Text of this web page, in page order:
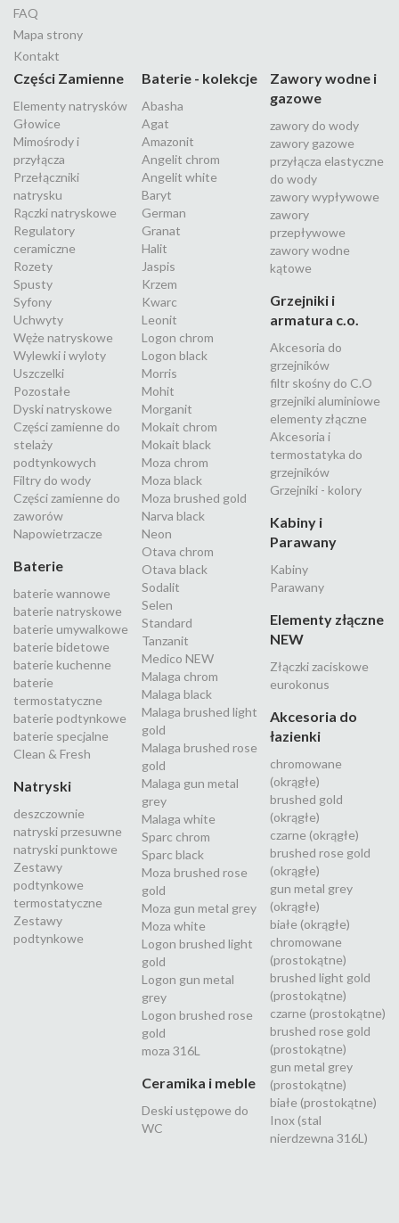
FAQ
Mapa strony
Kontakt
Części Zamienne
Elementy natrysków
Głowice
Mimośrody i
przyłącza
Przełączniki
natrysku
Rączki natryskowe
Regulatory
ceramiczne
Rozety
Spusty
Syfony
Uchwyty
Węże natryskowe
Wylewki i wyloty
Uszczelki
Pozostałe
Dyski natryskowe
Części zamienne do
stelaży
podtynkowych
Filtry do wody
Części zamienne do
zaworów
Napowietrzacze
Baterie
baterie wannowe
baterie natryskowe
baterie umywalkowe
baterie bidetowe
baterie kuchenne
baterie
termostatyczne
baterie podtynkowe
baterie specjalne
Clean & Fresh
Natryski
deszczownie
natryski przesuwne
natryski punktowe
Zestawy
podtynkowe
termostatyczne
Zestawy
podtynkowe
Baterie - kolekcje
Abasha
Agat
Amazonit
Angelit chrom
Angelit white
Baryt
German
Granat
Halit
Jaspis
Krzem
Kwarc
Leonit
Logon chrom
Logon black
Morris
Mohit
Morganit
Mokait chrom
Mokait black
Moza chrom
Moza black
Moza brushed gold
Narva black
Neon
Otava chrom
Otava black
Sodalit
Selen
Standard
Tanzanit
Medico NEW
Malaga chrom
Malaga black
Malaga brushed light
gold
Malaga brushed rose
gold
Malaga gun metal
grey
Malaga white
Sparc chrom
Sparc black
Moza brushed rose
gold
Moza gun metal grey
Moza white
Logon brushed light
gold
Logon gun metal
grey
Logon brushed rose
gold
moza 316L
Ceramika i meble
Deski ustępowe do
WC
Zawory wodne i
gazowe
zawory do wody
zawory gazowe
przyłącza elastyczne
do wody
zawory wypływowe
zawory
przepływowe
zawory wodne
kątowe
Grzejniki i
armatura c.o.
Akcesoria do
grzejników
filtr skośny do C.O
grzejniki aluminiowe
elementy złączne
Akcesoria i
termostatyka do
grzejników
Grzejniki - kolory
Kabiny i
Parawany
Kabiny
Parawany
Elementy złączne
NEW
Złączki zaciskowe
eurokonus
Akcesoria do
łazienki
chromowane
(okrągłe)
brushed gold
(okrągłe)
czarne (okrągłe)
brushed rose gold
(okrągłe)
gun metal grey
(okrągłe)
białe (okrągłe)
chromowane
(prostokątne)
brushed light gold
(prostokątne)
czarne (prostokątne)
brushed rose gold
(prostokątne)
gun metal grey
(prostokątne)
białe (prostokątne)
Inox (stal
nierdzewna 316L)